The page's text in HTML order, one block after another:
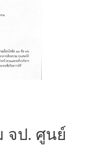
จป. ศูนย์